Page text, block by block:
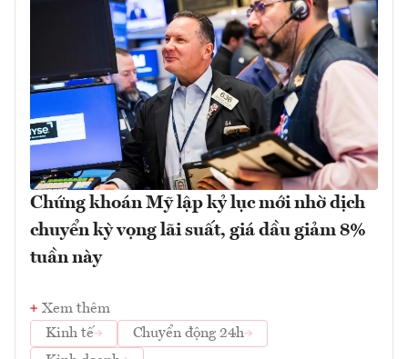
Chứng khoán Mỹ lập kỷ lục mới nhờ dịch
chuyển kỳ vọng lãi suất, giá dầu giảm 8%
tuần này
Xem thêm
Kinh tế
Chuyển động 24h